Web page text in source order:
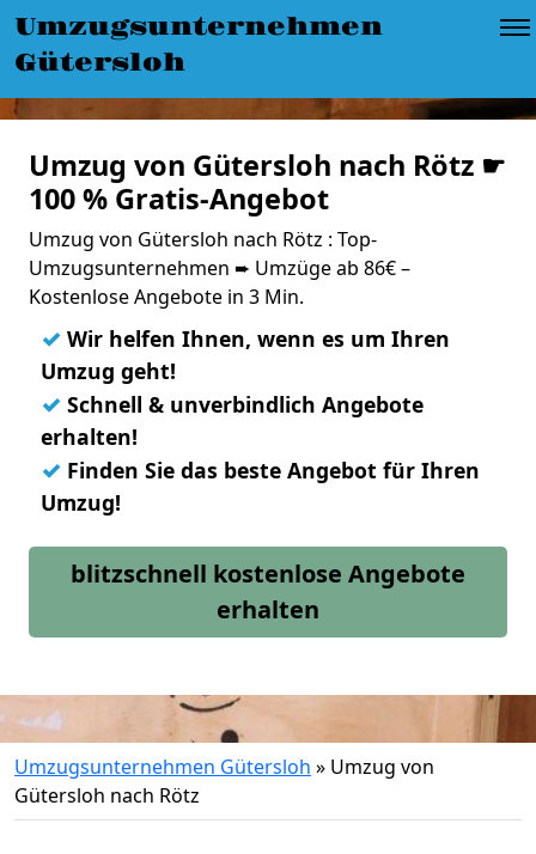
Umzugsunternehmen
Gütersloh
Umzug von Gütersloh nach Rötz ☛
100 % Gratis-Angebot
Umzug von Gütersloh nach Rötz : Top-
Umzugsunternehmen ➨ Umzüge ab 86€ –
Kostenlose Angebote in 3 Min.
✓ Wir helfen Ihnen, wenn es um Ihren
Umzug geht!
✓ Schnell & unverbindlich Angebote
erhalten!
✓ Finden Sie das beste Angebot für Ihren
Umzug!
blitzschnell kostenlose Angebote
erhalten
Umzugsunternehmen Gütersloh » Umzug von
Gütersloh nach Rötz